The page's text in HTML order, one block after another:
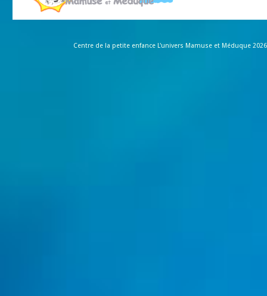
Centre de la petite enfance L'univers Mamuse et Méduque